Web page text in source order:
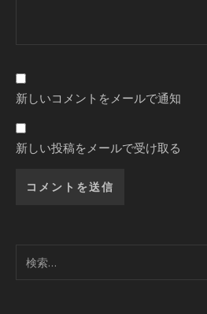
新しいコメントをメールで通知
新しい投稿をメールで受け取る